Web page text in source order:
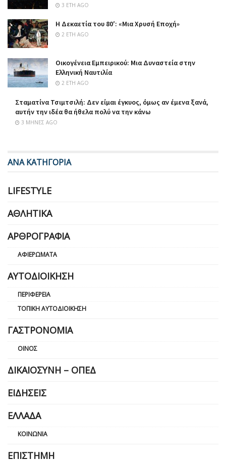
3 ΈΤΗ AGO
Η Δεκαετία του 80′: «Μια Χρυσή Εποχή»
2 ΈΤΗ AGO
Οικογένεια Εμπειρικού: Μια Δυναστεία στην
Ελληνική Ναυτιλία
2 ΈΤΗ AGO
Σταματίνα Τσιμτσιλή: Δεν είμαι έγκυος, όμως αν έμενα ξανά,
αυτήν την ιδέα θα ήθελα πολύ να την κάνω
3 ΜΉΝΕΣ AGO
ΑΝΑ ΚΑΤΗΓΟΡΙΑ
LIFESTYLE
ΑΘΛΗΤΙΚΆ
ΑΡΘΡΟΓΡΑΦΊΑ
ΑΦΙΕΡΏΜΑΤΑ
ΑΥΤΟΔΙΟΊΚΗΣΗ
ΠΕΡΙΦΈΡΕΙΑ
ΤΟΠΙΚΉ ΑΥΤΟΔΙΟΊΚΗΣΗ
ΓΑΣΤΡΟΝΟΜΊΑ
ΟΊΝΟΣ
ΔΙΚΑΙΟΣΎΝΗ – ΟΠΕΔ
ΕΙΔΉΣΕΙΣ
ΕΛΛΆΔΑ
ΚΟΙΝΩΝΊΑ
ΕΠΙΣΤΉΜΗ